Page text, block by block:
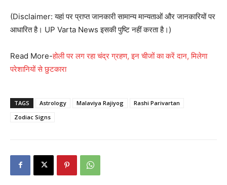
(Disclaimer: यहां पर प्राप्त जानकारी सामान्य मान्यताओं और जानकारियों पर
आधारित है। UP Varta News इसकी पुष्टि नहीं करता है।)
Read More-होली पर लग रहा चंद्र ग्रहण, इन चीजों का करें दान, मिलेगा
परेशानियों से छुटकारा
TAGS Astrology Malaviya Rajiyog
Rashi Parivartan
Zodiac Signs